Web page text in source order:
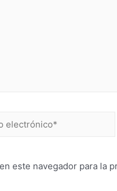
este navegador para la